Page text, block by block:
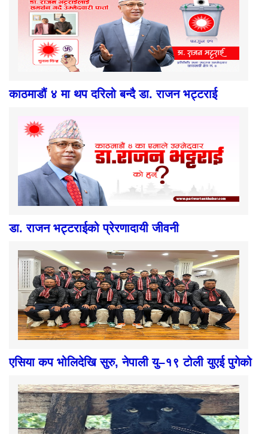
काठमाडौं ४ मा थप दरिलो बन्दै डा. राजन भट्टराई
डा. राजन भट्टराईको प्रेरणादायी जीवनी
एसिया कप भोलिदेखि सुरु, नेपाली यु–१९ टोली युएई पुगेको